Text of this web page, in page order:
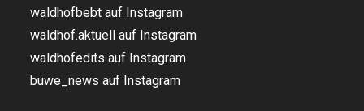
waldhofbebt auf Instagram
waldhof.aktuell auf Instagram
waldhofedits auf Instagram
buwe_news auf Instagram